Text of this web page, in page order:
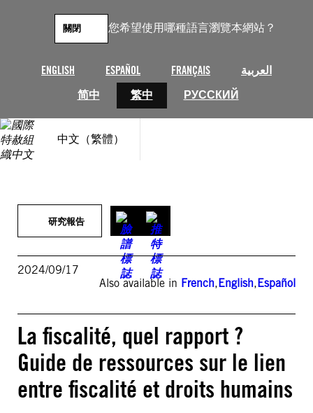
您希望使用哪種語言瀏覽本網站？
ENGLISH ESPAÑOL FRANÇAIS
العربية
简中
繁中 РУССКИЙ
關閉
中文（繁體）
研究報告
2024/09/17
Also available in French,English,Español
La fiscalité, quel rapport ?
Guide de ressources sur le lien
entre fiscalité et droits humains